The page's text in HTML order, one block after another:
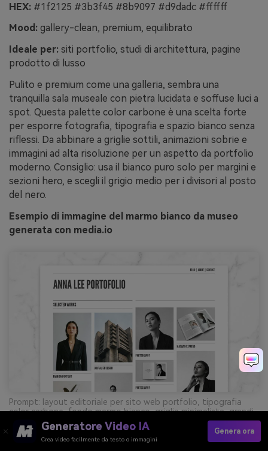
HEX: #1f2125 #3b3f45 #8b9097 #d9dadc #ffffff
Mood: gallery-clean, premium, equilibrato
Ideale per: siti portfolio, studi di architettura, pagine
prodotto di lusso
Pulito e premium come una galleria, sembra una
tranquilla sala museale con pietra lucidata e soffuse luci a
spot. Questa palette color carbone è una scelta forte
per esporre fotografia, tipografia e spazio bianco senza
riflessi. Da abbinare a griglie sottili, animazioni sobrie e
immagini ad alta risoluzione per un aspetto da portfolio
moderno. Consiglio: usa il bianco puro solo per margini e
sezioni hero, e scegli il grigio medio per i divisori al posto
del nero.
Esempio di immagine del marmo bianco da museo
generata con media.io
Prompt: layout editoriale per sito web portfolio, tipografia
color carbone, fondo marmo bianco, griglia minimalista, grandi
segnaposto immagini, design pulito ispirato alla stampa --ar
16:9
Generatore Video IA
Crea video facilmente da testo o immagini
Genera ora